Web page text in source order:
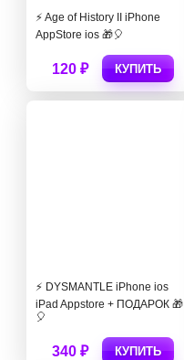
⚡️ Age of History II iPhone
AppStore ios 🎁🎈
120 ₽ КУПИТЬ
⚡️ DYSMANTLE iPhone ios
iPad Appstore + ПОДАРОК 🎁
🎈
340 ₽ КУПИТЬ